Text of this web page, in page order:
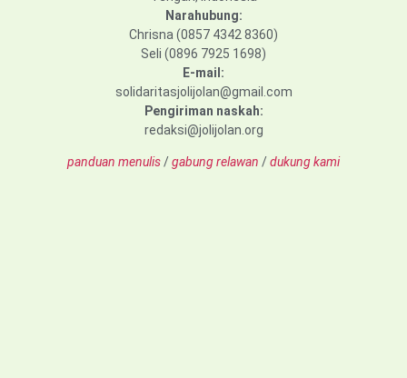
Narahubung:
Chrisna (0857 4342 8360)
Seli (0896 7925 1698)
E-mail:
solidaritasjolijolan@gmail.com
Pengiriman naskah:
redaksi@jolijolan.org
panduan menulis/gabung relawan /dukung kami